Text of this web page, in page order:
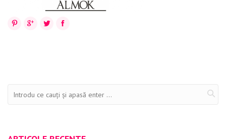
Materiale educaționale
Facebook
Twitter
Google+
Pinterest